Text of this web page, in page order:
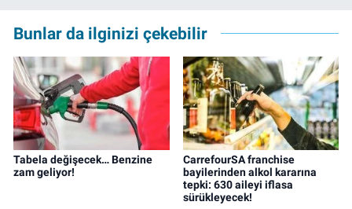
Bunlar da ilginizi çekebilir
Tabela değişecek… Benzine
zam geliyor!
CarrefourSA franchise
bayilerinden alkol kararına
tepki: 630 aileyi iflasa
sürükleyecek!